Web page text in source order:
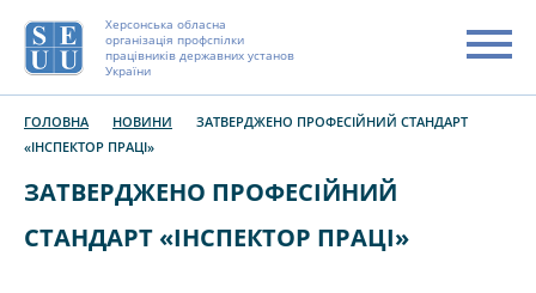
Херсонська обласна
організація профспілки
працівників державних установ
України
ГОЛОВНА НОВИНИ
ЗАТВЕРДЖЕНО ПРОФЕСІЙНИЙ СТАНДАРТ
«ІНСПЕКТОР ПРАЦІ»
ЗАТВЕРДЖЕНО ПРОФЕСІЙНИЙ
СТАНДАРТ «ІНСПЕКТОР ПРАЦІ»